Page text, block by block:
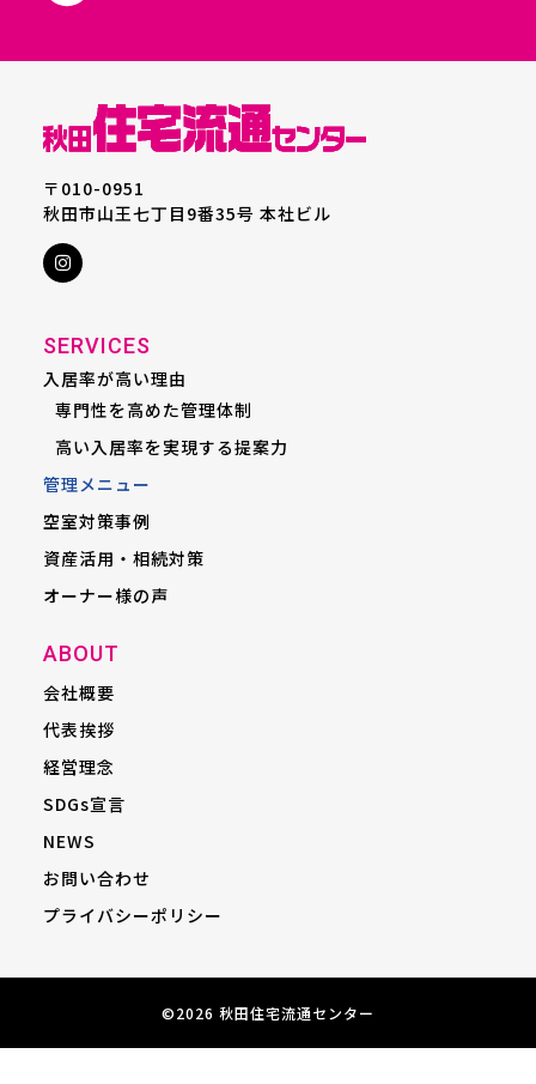
〒010-0951
秋田市山王七丁目9番35号 本社ビル
SERVICES
入居率が高い理由
専門性を高めた管理体制
高い入居率を実現する提案力
管理メニュー
空室対策事例
資産活用・相続対策
オーナー様の声
ABOUT
会社概要
代表挨拶
経営理念
SDGs宣言
NEWS
お問い合わせ
プライバシーポリシー
©️2026 秋田住宅流通センター